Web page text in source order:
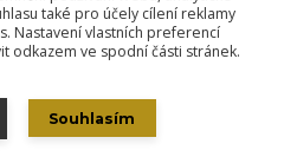
také pro účely cílení reklamy
Nastavení vlastních preferencí
odkazem ve spodní části stránek.
Souhlasím